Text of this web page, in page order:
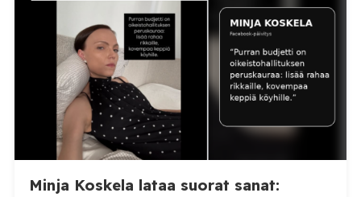
Minja Koskela lataa suorat sanat: